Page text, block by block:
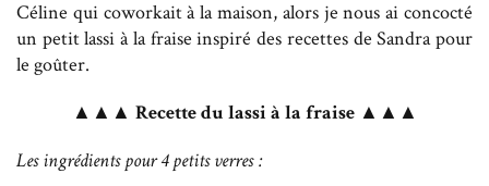
Céline qui coworkait à la maison, alors je nous ai concocté
un petit lassi à la fraise inspiré des recettes de Sandra pour
le goûter.
▲▲▲ Recette du lassi à la fraise ▲▲▲
Les ingrédients pour 4 petits verres :